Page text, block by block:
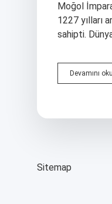
Moğol
1227 yılları
sahipti.
Devamını
Sitemap